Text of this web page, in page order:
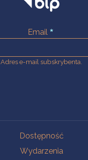
Email
Adres e-mail subskrybenta.
Dostępność
Wydarzenia